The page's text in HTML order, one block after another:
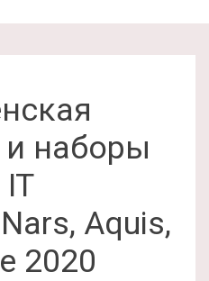
наборы
Aquis,
2020